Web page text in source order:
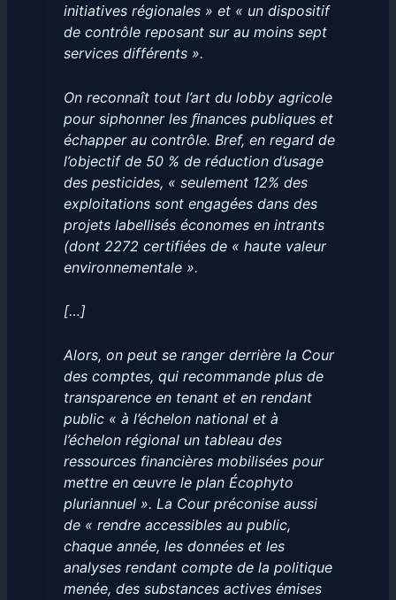
initiatives régionales » et « un dispositif
de contrôle reposant sur au moins sept
services différents ».
On reconnaît tout l’art du lobby agricole
pour siphonner les ﬁnances publiques et
échapper au contrôle. Bref, en regard de
l’objectif de 50 % de réduction d’usage
des pesticides, « seulement 12% des
exploitations sont engagées dans des
projets labellisés économes en intrants
(dont 2272 certifiées de « haute valeur
environnementale ».
[…]
Alors, on peut se ranger derrière la Cour
des comptes, qui recommande plus de
transparence en tenant et en rendant
public « à l’échelon national et à
l’échelon régional un tableau des
ressources financières mobilisées pour
mettre en œuvre le plan Écophyto
pluriannuel ». La Cour préconise aussi
de « rendre accessibles au public,
chaque année, les données et les
analyses rendant compte de la politique
menée, des substances actives émises